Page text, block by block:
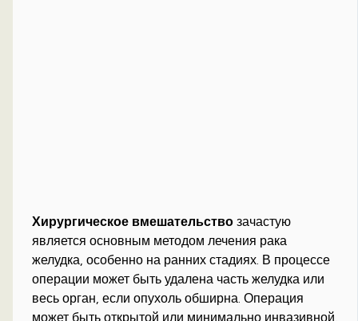
Хирургическое вмешательство зачастую
является основным методом лечения рака
желудка, особенно на ранних стадиях. В процессе
операции может быть удалена часть желудка или
весь орган, если опухоль обширна. Операция
может быть открытой или минимально инвазивной,